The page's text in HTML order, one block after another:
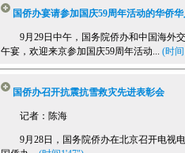
国侨办宴请参加国庆59周年活动的华侨
9月29日中午，国务院侨办和中国海外
午宴，欢迎来京参加国庆59周年活动... (时
国侨办召开抗震抗雪救灾先进表彰会
记者：陈海
9月28日，国务院侨办在北京召开电视